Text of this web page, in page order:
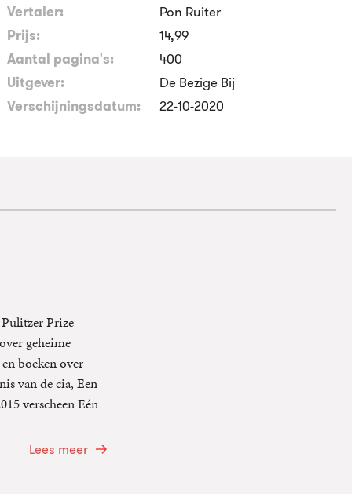
Vertaler:
Pon Ruiter
Prijs:
14,99
Aantal pagina's:
400
Uitgever:
De Bezige Bij
Verschijningsdatum:
22-10-2020
Prize
geheime
boeken over
van de cia, Een
verscheen Eén
Lees meer